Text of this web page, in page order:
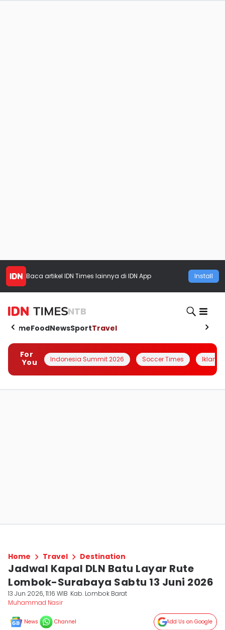
Baca artikel IDN Times lainnya di IDN App Install
NTB
HomeFoodNewsSportTravel
For
You
Indonesia Summit 2026 Soccer Times Iklanin
Home Travel Destination
Jadwal Kapal DLN Batu Layar Rute
Lombok-Surabaya Sabtu 13 Juni 2026
13 Jun 2026, 11:16 WIB Kab. Lombok Barat
Muhammad Nasir
News Channel Add Us on Google